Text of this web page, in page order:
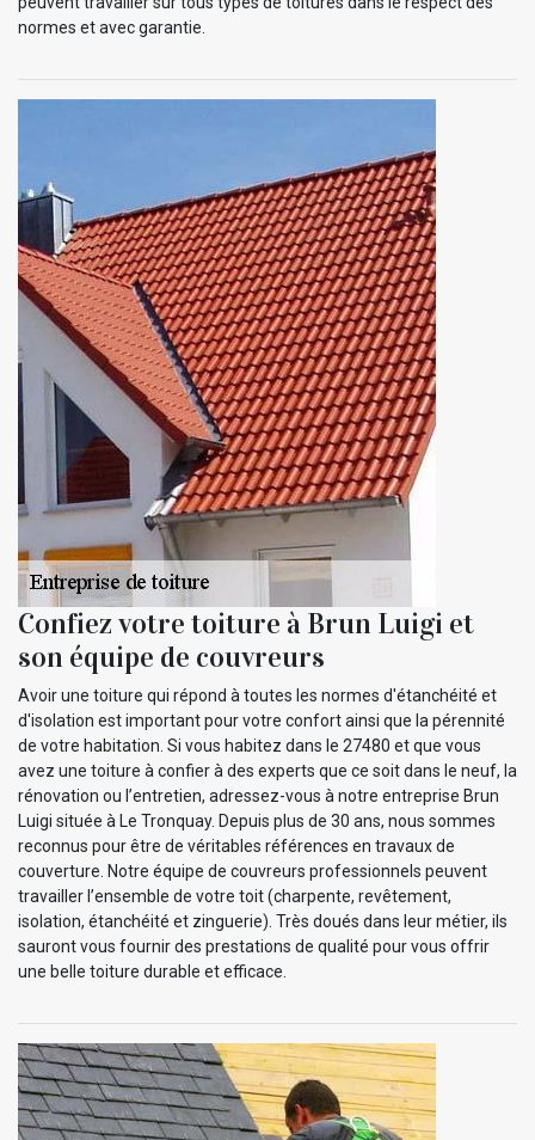
normes et avec garantie.
Confiez votre toiture à Brun Luigi et
son équipe de couvreurs
Avoir une toiture qui répond à toutes les normes d'étanchéité et
d'isolation est important pour votre confort ainsi que la pérennité
de votre habitation. Si vous habitez dans le 27480 et que vous
avez une toiture à confier à des experts que ce soit dans le neuf, la
rénovation ou l’entretien, adressez-vous à notre entreprise Brun
Luigi située à Le Tronquay. Depuis plus de 30 ans, nous sommes
reconnus pour être de véritables références en travaux de
couverture. Notre équipe de couvreurs professionnels peuvent
travailler l’ensemble de votre toit (charpente, revêtement,
isolation, étanchéité et zinguerie). Très doués dans leur métier, ils
sauront vous fournir des prestations de qualité pour vous offrir
une belle toiture durable et efficace.